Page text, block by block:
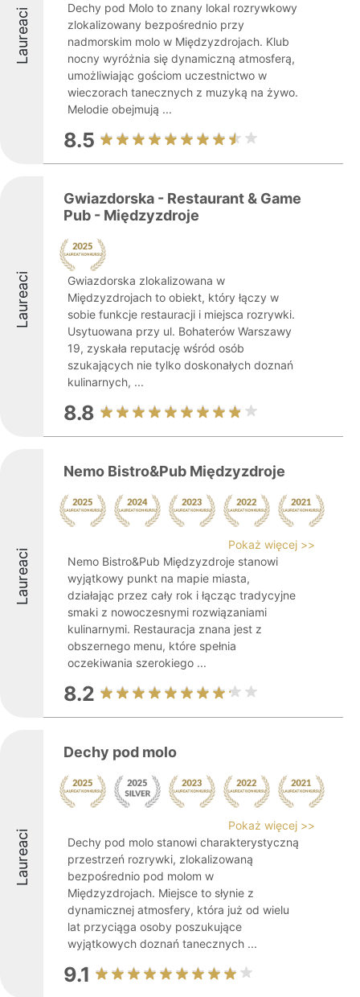
Laureaci
Dechy pod Molo to znany lokal rozrywkowy
zlokalizowany bezpośrednio przy
nadmorskim molo w Międzyzdrojach. Klub
nocny wyróżnia się dynamiczną atmosferą,
umożliwiając gościom uczestnictwo w
wieczorach tanecznych z muzyką na żywo.
Melodie obejmują ...
8.5
Laureaci
Gwiazdorska - Restaurant & Game
Pub - Międzyzdroje
Gwiazdorska zlokalizowana w
Międzyzdrojach to obiekt, który łączy w
sobie funkcje restauracji i miejsca rozrywki.
Usytuowana przy ul. Bohaterów Warszawy
19, zyskała reputację wśród osób
szukających nie tylko doskonałych doznań
kulinarnych, ...
8.8
Laureaci
Nemo Bistro&Pub Międzyzdroje
Pokaż więcej >>
Nemo Bistro&Pub Międzyzdroje stanowi
wyjątkowy punkt na mapie miasta,
działając przez cały rok i łącząc tradycyjne
smaki z nowoczesnymi rozwiązaniami
kulinarnymi. Restauracja znana jest z
obszernego menu, które spełnia
oczekiwania szerokiego ...
8.2
Laureaci
Dechy pod molo
Pokaż więcej >>
Dechy pod molo stanowi charakterystyczną
przestrzeń rozrywki, zlokalizowaną
bezpośrednio pod molom w
Międzyzdrojach. Miejsce to słynie z
dynamicznej atmosfery, która już od wielu
lat przyciąga osoby poszukujące
wyjątkowych doznań tanecznych ...
9.1